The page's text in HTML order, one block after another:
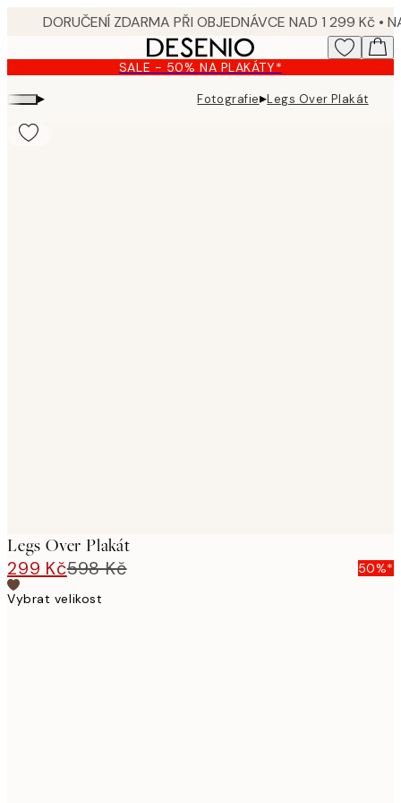
content.
SALE - 50% NA PLAKÁTY*
▸ Fotografie▸Legs Over Plakát
Legs Over Plakát
299 Kč598 Kč
50%*
Vybrat velikost